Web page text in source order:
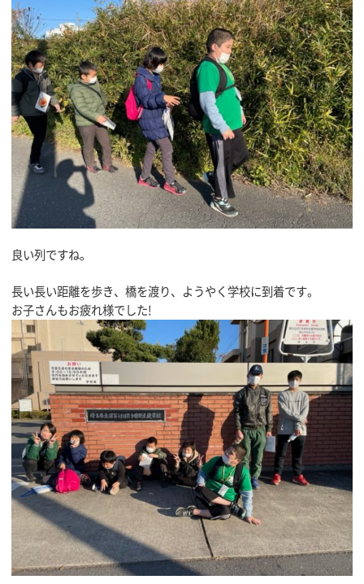
良い列ですね。
長い長い距離を歩き、橋を渡り、ようやく学校に到着です。
お子さんもお疲れ様でした!